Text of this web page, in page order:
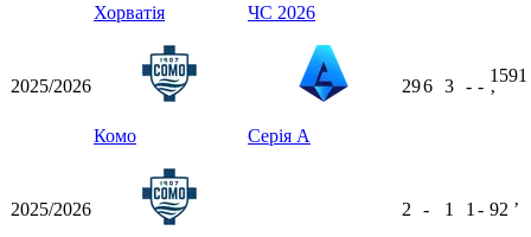
Хорватія ЧС 2026
2025/2026
Комо Серія А
296 3 - -
1591
ʼ
2025/2026 2 - 1 1 - 92 ʼ